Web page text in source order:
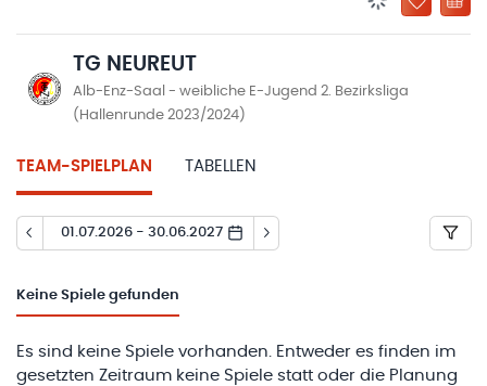
ZU
TG NEUREUT
Alb-Enz-Saal - weibliche E-Jugend 2. Bezirksliga
(Hallenrunde 2023/2024)
TEAM-SPIELPLAN TABELLEN
01.07.2026 - 30.06.2027
Keine Spiele gefunden
Es sind keine Spiele vorhanden. Entweder es finden im
gesetzten Zeitraum keine Spiele statt oder die Planung